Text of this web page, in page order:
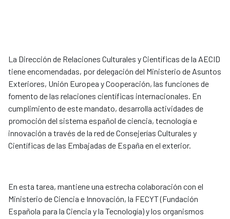
La Dirección de Relaciones Culturales y Científicas de la AECID
tiene encomendadas, por delegación del Ministerio de Asuntos
Exteriores, Unión Europea y Cooperación, las funciones de
fomento de las relaciones científicas internacionales. En
cumplimiento de este mandato, desarrolla actividades de
promoción del sistema español de ciencia, tecnología e
innovación a través de la red de Consejerías Culturales y
Científicas de las Embajadas de España en el exterior.
En esta tarea, mantiene una estrecha colaboración con el
Ministerio de Ciencia e Innovación, la FECYT (Fundación
Española para la Ciencia y la Tecnología) y los organismos